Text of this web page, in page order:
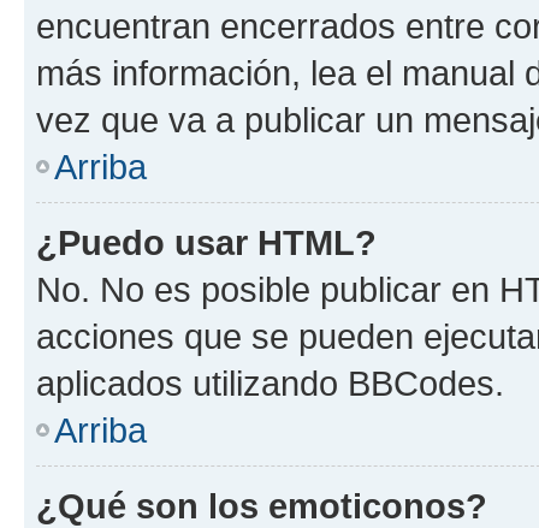
encuentran encerrados entre
más información, lea el manual
vez que va a publicar un
Arriba
¿Puedo usar HTML?
No. No es posible publicar en
acciones que se pueden
aplicados utilizando BBCodes.
Arriba
¿Qué son los emoticonos?